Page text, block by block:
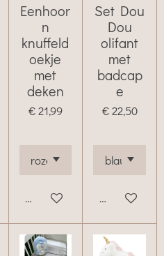
Eenhoor
n
knuffeld
oekje
met
deken
€ 21,99
Houd mij op de hoogte
Set Dou
Dou
olifant
met
badcap
e
€ 22,50
Bekijk details